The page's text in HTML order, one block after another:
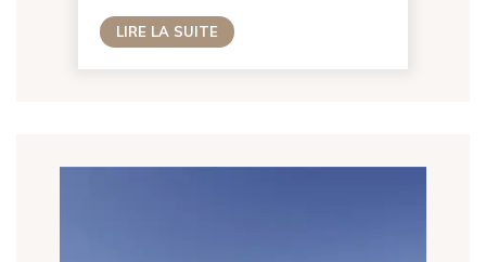
LIRE LA SUITE